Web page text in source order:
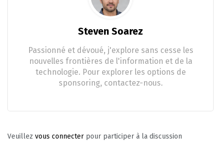
Steven Soarez
Passionné et dévoué, j'explore sans cesse les
nouvelles frontières de l'information et de la
technologie. Pour explorer les options de
sponsoring, contactez-nous.
Veuillez vous connecter pour participer à la discussion